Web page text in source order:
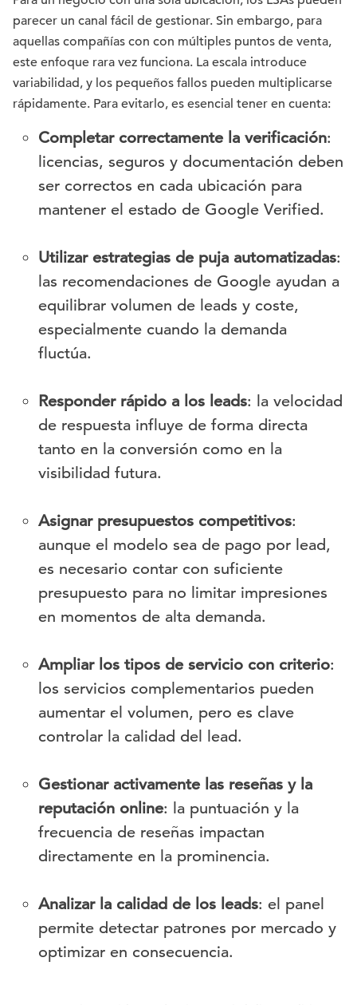
parecer un canal fácil de gestionar. Sin embargo, para
aquellas compañías con con múltiples puntos de venta,
este enfoque rara vez funciona. La escala introduce
variabilidad, y los pequeños fallos pueden multiplicarse
rápidamente. Para evitarlo, es esencial tener en cuenta:
Completar correctamente la verificación:
licencias, seguros y documentación deben
ser correctos en cada ubicación para
mantener el estado de Google Verified.
Utilizar estrategias de puja automatizadas:
las recomendaciones de Google ayudan a
equilibrar volumen de leads y coste,
especialmente cuando la demanda
fluctúa.
Responder rápido a los leads: la velocidad
de respuesta influye de forma directa
tanto en la conversión como en la
visibilidad futura.
Asignar presupuestos competitivos:
aunque el modelo sea de pago por lead,
es necesario contar con suficiente
presupuesto para no limitar impresiones
en momentos de alta demanda.
Ampliar los tipos de servicio con criterio:
los servicios complementarios pueden
aumentar el volumen, pero es clave
controlar la calidad del lead.
Gestionar activamente las reseñas y la
reputación online: la puntuación y la
frecuencia de reseñas impactan
directamente en la prominencia.
Analizar la calidad de los leads: el panel
permite detectar patrones por mercado y
optimizar en consecuencia.